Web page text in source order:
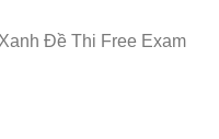
Đề Thi Free Exam